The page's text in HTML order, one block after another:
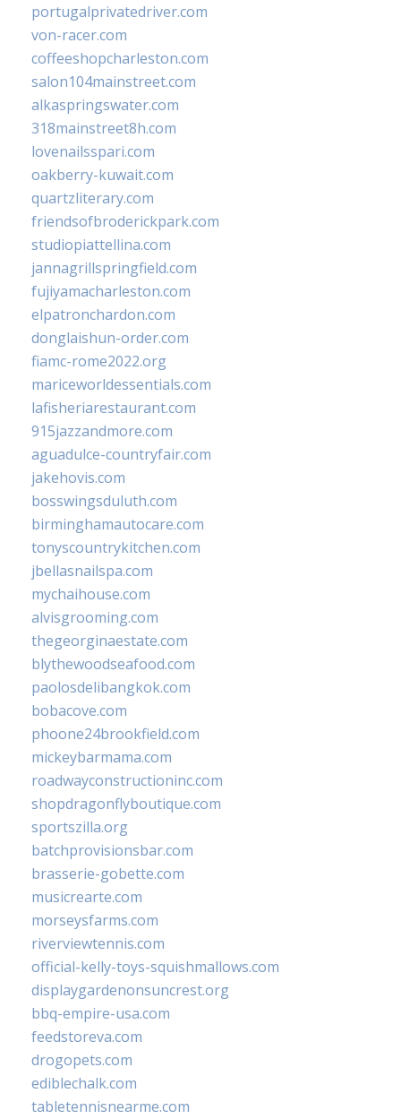
portugalprivatedriver.com
von-racer.com
coffeeshopcharleston.com
salon104mainstreet.com
alkaspringswater.com
318mainstreet8h.com
lovenailsspari.com
oakberry-kuwait.com
quartzliterary.com
friendsofbroderickpark.com
studiopiattellina.com
jannagrillspringfield.com
fujiyamacharleston.com
elpatronchardon.com
donglaishun-order.com
fiamc-rome2022.org
mariceworldessentials.com
lafisheriarestaurant.com
915jazzandmore.com
aguadulce-countryfair.com
jakehovis.com
bosswingsduluth.com
birminghamautocare.com
tonyscountrykitchen.com
jbellasnailspa.com
mychaihouse.com
alvisgrooming.com
thegeorginaestate.com
blythewoodseafood.com
paolosdelibangkok.com
bobacove.com
phoone24brookfield.com
mickeybarmama.com
roadwayconstructioninc.com
shopdragonflyboutique.com
sportszilla.org
batchprovisionsbar.com
brasserie-gobette.com
musicrearte.com
morseysfarms.com
riverviewtennis.com
official-kelly-toys-squishmallows.com
displaygardenonsuncrest.org
bbq-empire-usa.com
feedstoreva.com
drogopets.com
ediblechalk.com
tabletennisnearme.com